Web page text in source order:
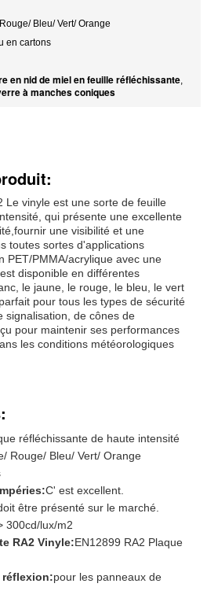
Bleu/ Vert/ Orange
en cartons
en nid de miel en feuille réfléchissante,
à manches coniques
Le vinyle est une sorte de feuille
qui présente une excellente
une visibilité et une
toutes sortes d'applications
PET/PMMA/acrylique avec une
disponible en différentes
le jaune, le rouge, le bleu, le vert
pour tous les types de sécurité
signalisation, de cônes de
pour maintenir ses performances
les conditions météorologiques
réfléchissante de haute intensité
Rouge/ Bleu/ Vert/ Orange
C' est excellent.
être présenté sur le marché.
300cd/lux/m2
RA2 Vinyle:EN12899 RA2 Plaque
pour les panneaux de